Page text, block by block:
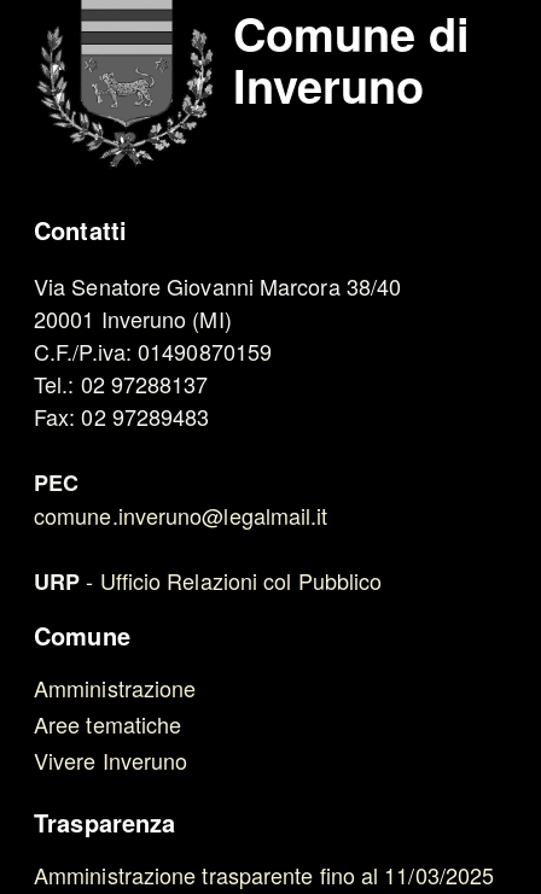
Comune di
Inveruno
Contatti
Via Senatore Giovanni Marcora 38/40
20001 Inveruno (MI)
C.F./P.iva: 01490870159
Tel.: 02 97288137
Fax: 02 97289483
PEC
comune.inveruno@legalmail.it
URP- Ufficio Relazioni col Pubblico
Comune
Amministrazione
Aree tematiche
Vivere Inveruno
Trasparenza
Amministrazione trasparente fino al 11/03/2025